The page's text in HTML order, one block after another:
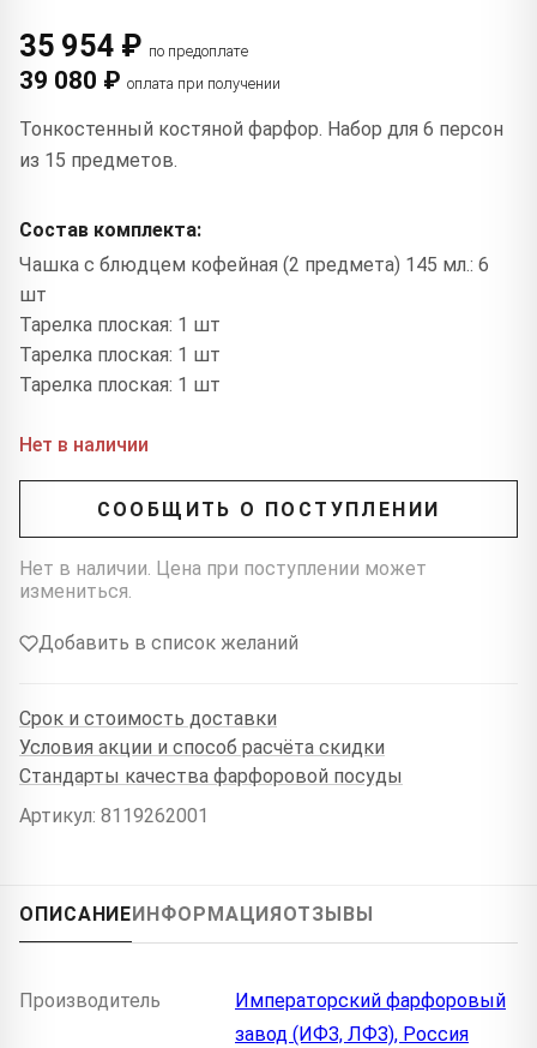
35 954 ₽ по предоплате
39 080 ₽ оплата при получении
Тонкостенный костяной фарфор. Набор для 6 персон
из 15 предметов.
Состав комплекта:
Чашка с блюдцем кофейная (2 предмета) 145 мл.: 6
шт
Тарелка плоская: 1 шт
Тарелка плоская: 1 шт
Тарелка плоская: 1 шт
Нет в наличии
СООБЩИТЬ О ПОСТУПЛЕНИИ
Нет в наличии. Цена при поступлении может
измениться.
Добавить в список желаний
Срок и стоимость доставки
Условия акции и способ расчёта скидки
Стандарты качества фарфоровой посуды
Артикул: 8119262001
ОПИСАНИЕ ИНФОРМАЦИЯ ОТЗЫВЫ
Производитель
Императорский фарфоровый
завод (ИФЗ, ЛФЗ), Россия